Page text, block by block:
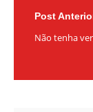
Post
Não tenha